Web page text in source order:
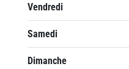
Vendredi
Samedi
Dimanche